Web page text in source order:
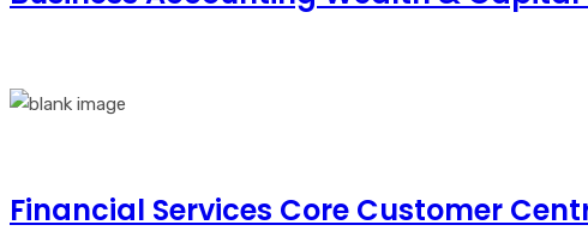
Financial Services Core Customer